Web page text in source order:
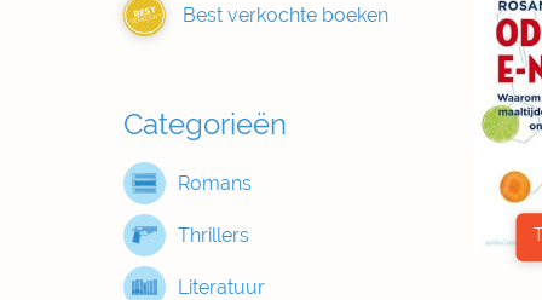
BEST
VERKOCHT Best verkochte boeken
Categorieën
Romans
Thrillers
Literatuur